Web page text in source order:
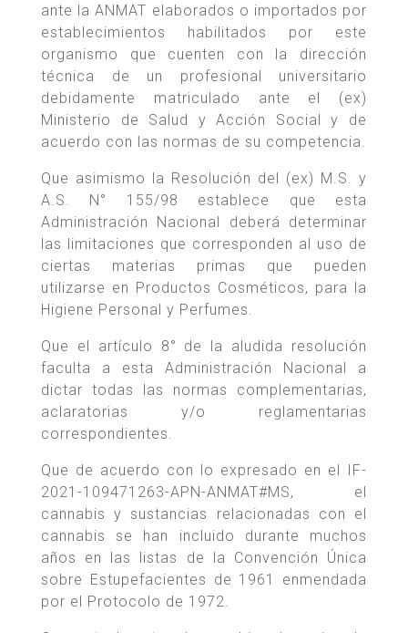
ante la ANMAT elaborados o importados por
establecimientos habilitados por este
organismo que cuenten con la dirección
técnica de un profesional universitario
debidamente matriculado ante el (ex)
Ministerio de Salud y Acción Social y de
acuerdo con las normas de su competencia.
Que asimismo la Resolución del (ex) M.S. y
A.S. N° 155/98 establece que esta
Administración Nacional deberá determinar
las limitaciones que corresponden al uso de
ciertas materias primas que pueden
utilizarse en Productos Cosméticos, para la
Higiene Personal y Perfumes.
Que el artículo 8° de la aludida resolución
faculta a esta Administración Nacional a
dictar todas las normas complementarias,
aclaratorias y/o reglamentarias
correspondientes.
Que de acuerdo con lo expresado en el IF-
2021-109471263-APN-ANMAT#MS, el
cannabis y sustancias relacionadas con el
cannabis se han incluido durante muchos
años en las listas de la Convención Única
sobre Estupefacientes de 1961 enmendada
por el Protocolo de 1972.